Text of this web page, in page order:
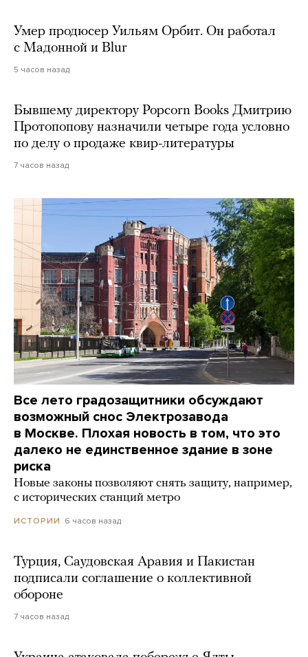
Умер продюсер Уильям Орбит. Он работал
с Мадонной и Blur
5 часов назад
Бывшему директору Popcorn Books Дмитрию
Протопопову назначили четыре года условно
по делу о продаже квир-литературы
7 часов назад
Все лето градозащитники обсуждают
возможный снос Электрозавода
в Москве. Плохая новость в том, что это
далеко не единственное здание в зоне
риска
Новые законы позволяют снять защиту, например,
с исторических станций метро
ИСТОРИИ 6 часов назад
Турция, Саудовская Аравия и Пакистан
подписали соглашение о коллективной
обороне
7 часов назад